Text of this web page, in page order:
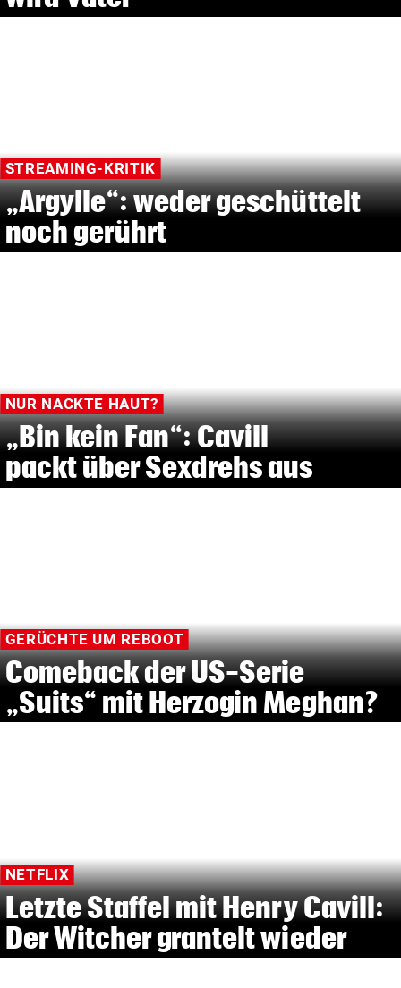
STREAMING-KRITIK
„Argylle“: weder geschüttelt
noch gerührt
NUR NACKTE HAUT?
„Bin kein Fan“: Cavill
packt über Sexdrehs aus
GERÜCHTE UM REBOOT
Comeback der US-Serie
„Suits“ mit Herzogin Meghan?
NETFLIX
Letzte Staffel mit Henry Cavill:
Der Witcher grantelt wieder